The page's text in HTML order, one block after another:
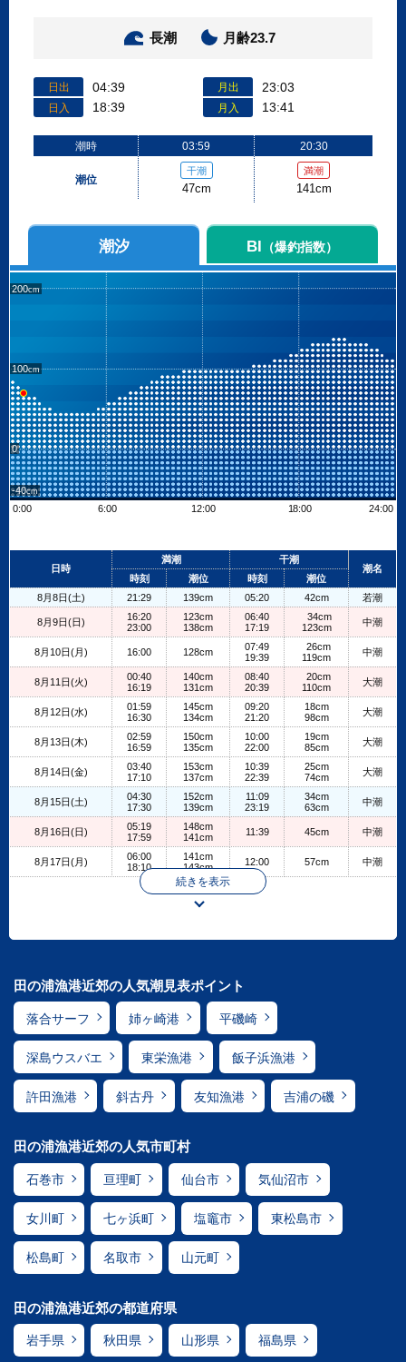
長潮 月齢23.7
日出 04:39
日入 18:39
月出 23:03
月入 13:41
潮時
潮位
03:59
干潮
47cm
20:30
満潮
141cm
潮汐 BI （爆釣指数）
200
100
0
-40
0:00
6:00 12:00 18:00 24:00
+
日時
満潮
干潮
潮名
時刻
潮位 時刻
潮位
8月8日(土)
21:29 139cm 05:20 42cm 若潮
8月9日(日)
16:20
23:00
123cm
138cm
06:40
17:19
34cm
123cm
中潮
8月10日(月) 16:00 128cm
07:49
19:39
26cm
119cm
中潮
8月11日(火)
00:40
16:19
140cm
131cm
08:40
20:39
20cm
110cm
大潮
8月12日(水)
01:59
16:30
145cm
134cm
09:20
21:20
18cm
98cm
大潮
8月13日(木)
02:59
16:59
150cm
135cm
10:00
22:00
19cm
85cm
大潮
8月14日(金)
03:40
17:10
153cm
137cm
10:39
22:39
25cm
74cm
大潮
8月15日(土)
04:30
17:30
152cm
139cm
11:09
23:19
34cm
63cm
中潮
8月16日(日)
05:19
17:59
148cm
141cm
11:39 45cm 中潮
8月17日(月)
06:00
18:10
141cm
143cm
12:00 57cm 中潮
続きを表示
田の浦漁港近郊の人気潮見表ポイント
落合サーフ 姉ヶ崎港 平磯崎
深島ウスバエ 東栄漁港 飯子浜漁港
許田漁港 斜古丹 友知漁港 吉浦の磯
田の浦漁港近郊の人気市町村
石巻市 亘理町 仙台市 気仙沼市
女川町 七ヶ浜町 塩竈市 東松島市
松島町 名取市 山元町
田の浦漁港近郊の都道府県
岩手県 秋田県 山形県 福島県